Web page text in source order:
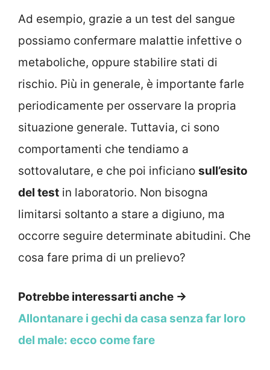
Ad esempio, grazie a un test del sangue
possiamo confermare malattie infettive o
metaboliche, oppure stabilire stati di
rischio. Più in generale, è importante farle
periodicamente per osservare la propria
situazione generale. Tuttavia, ci sono
comportamenti che tendiamo a
sottovalutare, e che poi inficiano sull’esito
del test in laboratorio. Non bisogna
limitarsi soltanto a stare a digiuno, ma
occorre seguire determinate abitudini. Che
cosa fare prima di un prelievo?
Potrebbe interessarti anche →
Allontanare i gechi da casa senza far loro
del male: ecco come fare